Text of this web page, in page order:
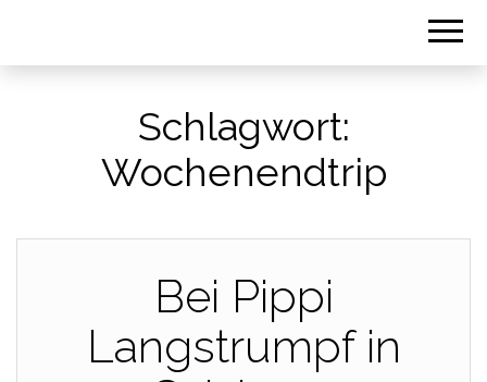
Schlagwort:
Wochenendtrip
Bei Pippi
Langstrumpf in